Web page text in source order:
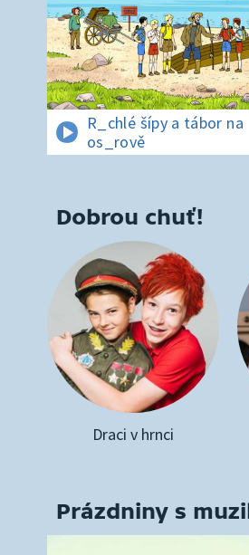
R_chlé šípy a tábor na
os_rově
Dobrou chuť!
Draci v hrnci
Prázdniny s